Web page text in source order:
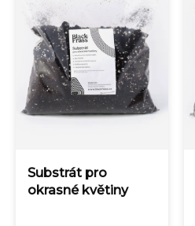
Substrát pro
okrasné květiny